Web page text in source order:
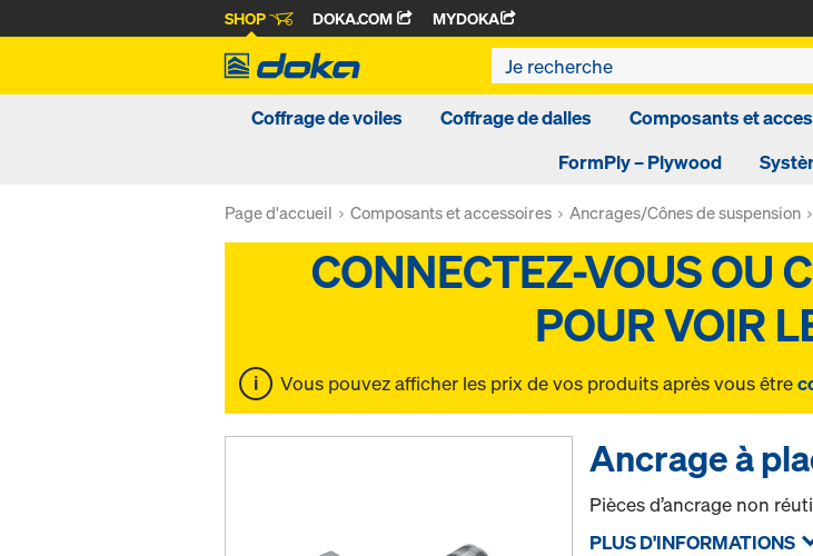
SHOP DOKA.COM MYDOKA
Coffrage de voiles Coffrage de dalles Composants et
FormPly – Plywood
Page d'accueil Composants et accessoires Ancrages/Cônes de suspension
Vous pouvez afficher les prix de vos produits après vous être
Ancrage à
Pièces d’ancrage non
PLUS D'INFORMATIONS